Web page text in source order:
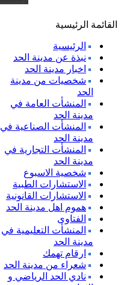
القائمة الرئيسية
الرئيسية
نبذة عن مدينة الحد
اخبار مدينة الحد
شخصيات من مدينة
الحد
المنشأت العامة في
مدينة الحد
المنشأت الصناعية في
مدينة الحد
المنشأت التجارية في
مدينة الحد
شخصية الاسبوع
الاستشارات الطبية
الاستشارات القانونية
هموم اهل مدينة الحد
الفتاوى
المنشأت التعليمية في
مدينة الحد
ارقام تهمك
شعراء من مدينة الحد
نادي الحد الرياضي و